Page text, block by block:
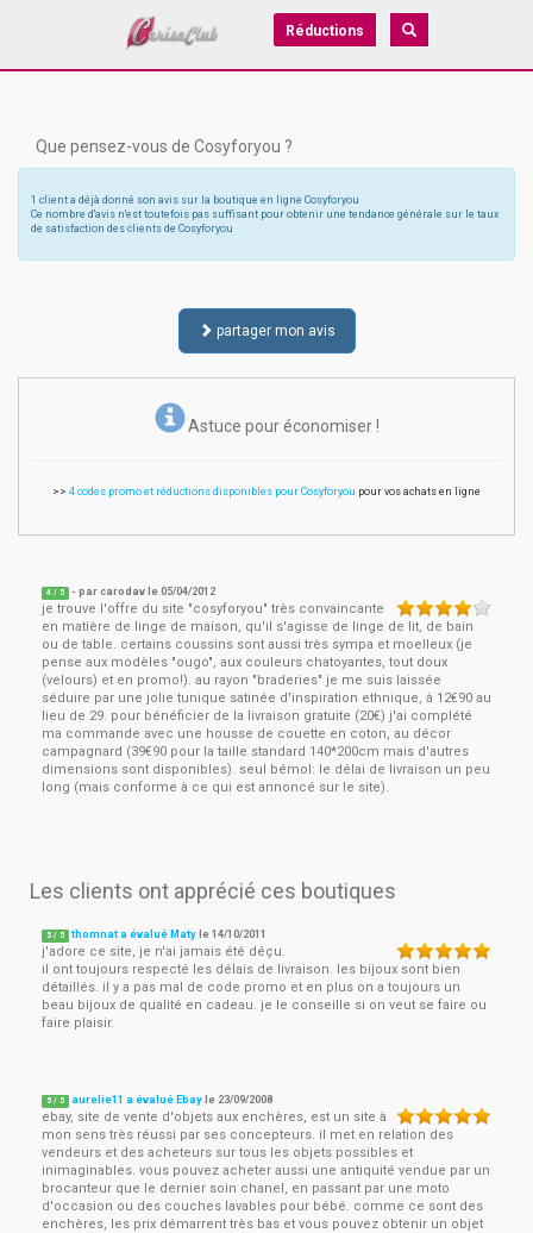
Réductions
Que pensez-vous de Cosyforyou ?
1 client a déjà donné son avis sur la boutique en ligne Cosyforyou
Ce nombre d'avis n'est toutefois pas suffisant pour obtenir une tendance générale sur le taux
de satisfaction des clients de Cosyforyou
partager mon avis
Astuce pour économiser !
>> 4 codes promo et réductions disponibles pour Cosyforyou pour vos achats en ligne
4 / 5 - parcarodav le05/04/2012
je trouve l'offre du site "cosyforyou" très convaincante
en matière de linge de maison, qu'il s'agisse de linge de lit, de bain
ou de table. certains coussins sont aussi très sympa et moelleux (je
pense aux modèles "ougo", aux couleurs chatoyantes, tout doux
(velours) et en promo!). au rayon "braderies" je me suis laissée
séduire par une jolie tunique satinée d'inspiration ethnique, à 12€90 au
lieu de 29. pour bénéficier de la livraison gratuite (20€) j'ai complété
ma commande avec une housse de couette en coton, au décor
campagnard (39€90 pour la taille standard 140*200cm mais d'autres
dimensions sont disponibles). seul bémol: le délai de livraison un peu
long (mais conforme à ce qui est annoncé sur le site).
Les clients ont apprécié ces boutiques
5 / 5 thomnat a évalué Maty le14/10/2011
j'adore ce site, je n'ai jamais été déçu.
il ont toujours respecté les délais de livraison. les bijoux sont bien
détaillés. il y a pas mal de code promo et en plus on a toujours un
beau bijoux de qualité en cadeau. je le conseille si on veut se faire ou
faire plaisir.
5 / 5 aurelie11 a évalué Ebay le 23/09/2008
ebay, site de vente d'objets aux enchères, est un site à
mon sens très réussi par ses concepteurs. il met en relation des
vendeurs et des acheteurs sur tous les objets possibles et
inimaginables. vous pouvez acheter aussi une antiquité vendue par un
brocanteur que le dernier soin chanel, en passant par une moto
d'occasion ou des couches lavables pour bébé. comme ce sont des
enchères, les prix démarrent très bas et vous pouvez obtenir un objet